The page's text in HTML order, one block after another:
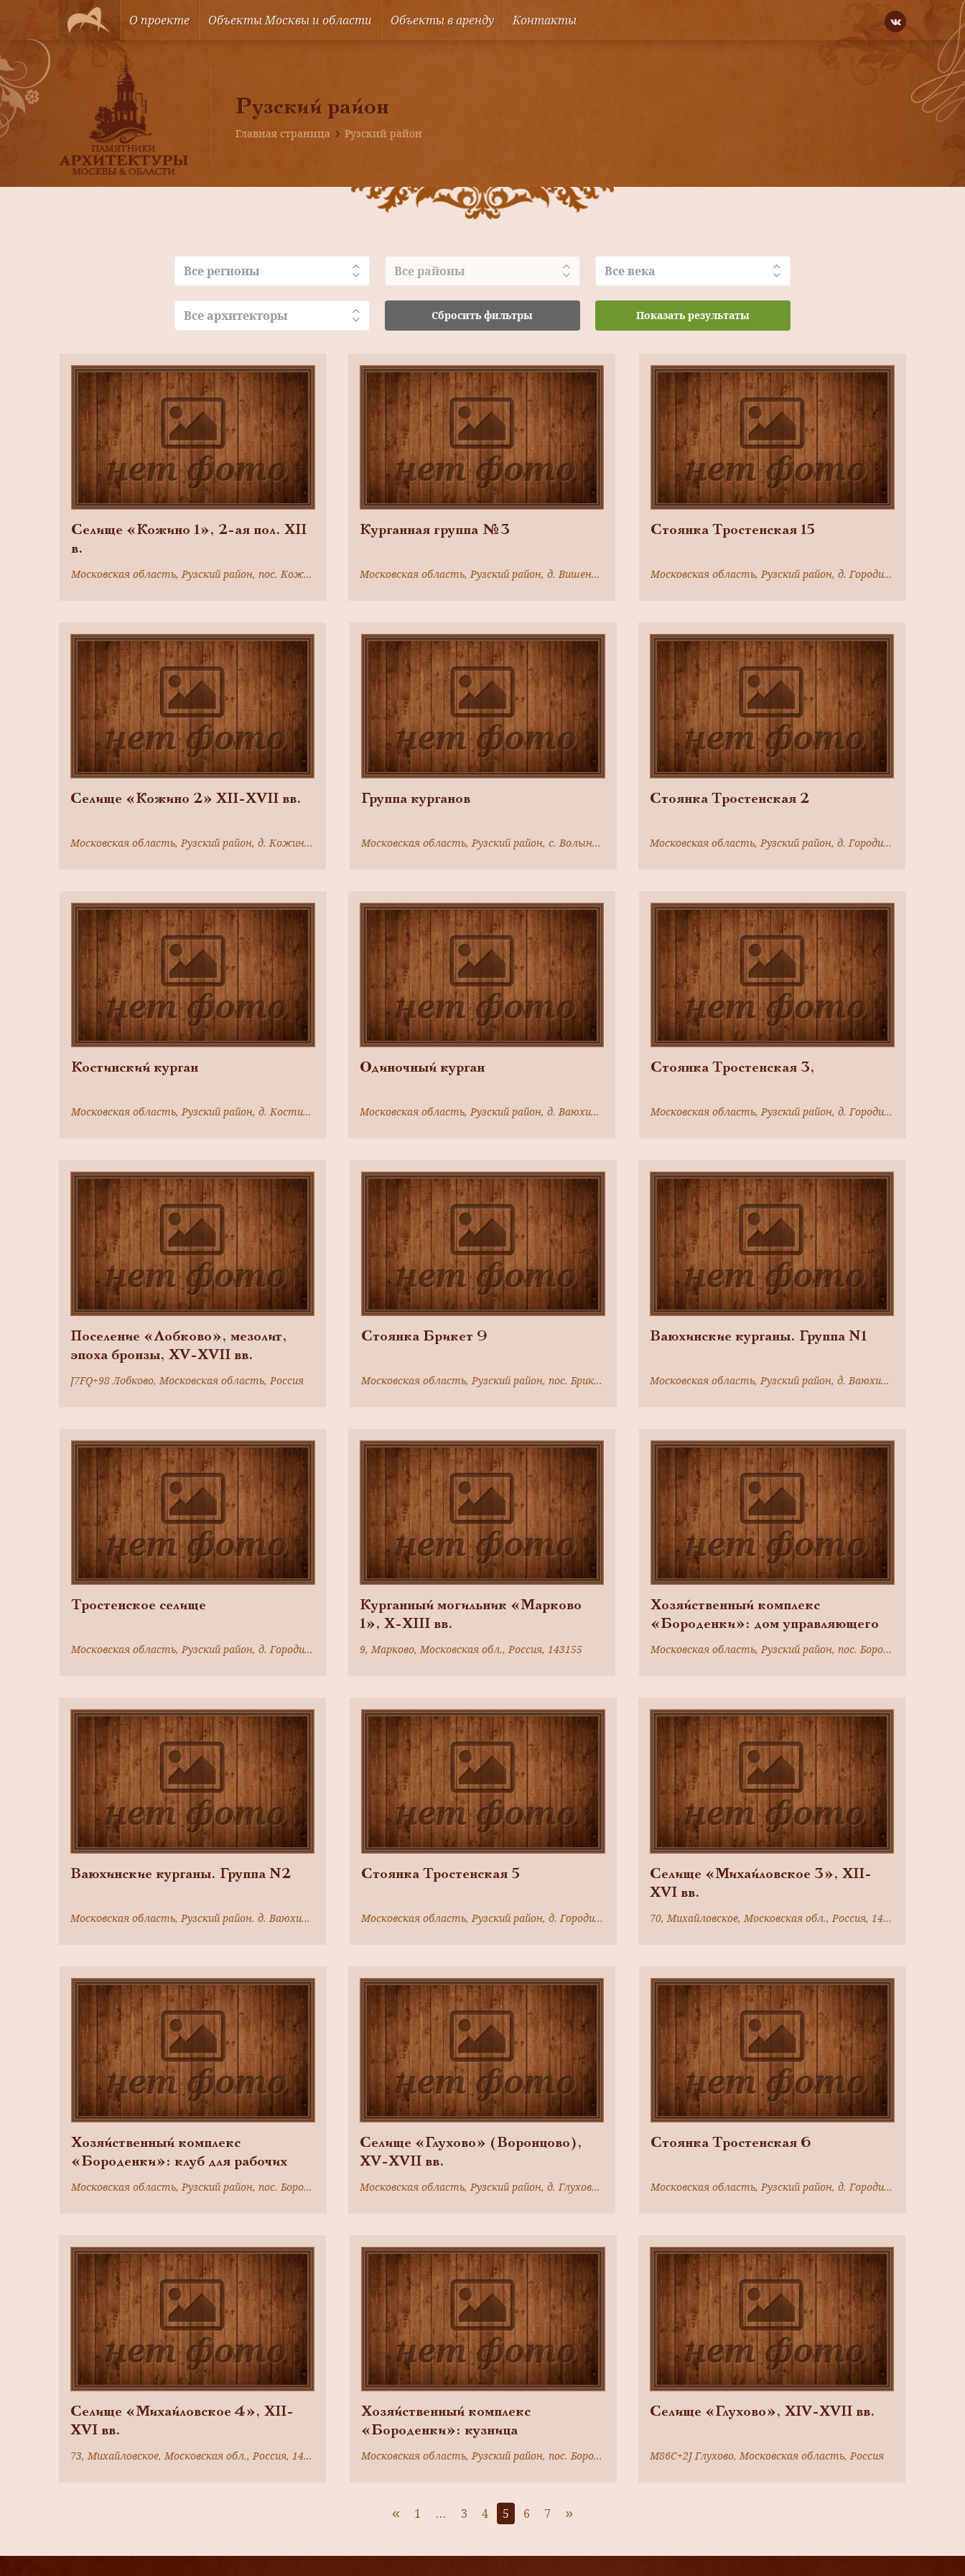
О проекте Объекты Москвы и области Объекты в аренду Контакты
Рузский район
Главная страница Рузский район
Все регионы Все районы Все века
Все архитекторы Сбросить фильтры Показать результаты
Селище «Кожино 1», 2-ая пол. XII
в.
Московская область, Рузский район, пос. Кожино, в 0,4 км к востоку от южной окраины поселка, в 0,2 км к северу от пос. Марс, на правом берегу р. Москва, при впадение в нее р. Силявки, на левом берегу последней
Курганная группа №3
Московская область, Рузский район, д. Вишенки, в 2,1 км к юго- западу от деревни, в 150 м к северо -западу от курганной группы №2
Стоянка Тростенская 15
Московская область, Рузский район, д. Городищи, в 1,6км от деревни к юго-востоку,северный берег торфянника
Селище «Кожино 2» XII-XVII вв.
Московская область, Рузский район, д. Кожино, 0,35 км к северо-востоку от деревни, в 0,4 км к западу -северо-западу от деревни Марково на правом берегу р. Москва
Группа курганов
Московская область, Рузский район, с. Волынщина, в 800м к западу от села,на левом берегу р.Озерны
Стоянка Тростенская 2
Московская область, Рузский район, д. Городищи, в 200м от деревни,южный склон холма
Костинский курган
Московская область, Рузский район, д. Костино, в 1км к юго-западу от деревни,левый берег р.Москвы
Одиночный курган
Московская область, Рузский район, д. Ваюхино, в 2км к северо - востоку от деревни,на левом берегу р.Озерны
Стоянка Тростенская 3,
Московская область, Рузский район, д. Городищи, р.Озерна
Поселение «Лобково», мезолит,
эпоха бронзы, XV-XVII вв.
J7FQ+98 Лобково, Московская область, Россия
Стоянка Брикет 9
Московская область, Рузский район, пос. Брикет, в 0,7км к югу,0,6км к северу от с.Никольское-Гагарино,100м к западу от шоссе Н.Петровское-Руза,на восточном берегу Буланинского торфяника
Ваюхинские курганы. Группа N1
Московская область, Рузский район, д. Ваюхино, в 800м к северо - востоку от деревни,на левом берегу р.Озерны
Тростенское селище
Московская область, Рузский район, д. Городищи, р.Озерна
Курганный могильник «Марково
1», X-XIII вв.
9, Марково, Московская обл., Россия, 143155
Хозяйственный комплекс
«Бороденки»: дом управляющего
Московская область, Рузский район, пос. Бороденки
Ваюхинские курганы. Группа N2
Московская область, Рузский район. д. Ваюхино, в 2,5км к северо - востоку от деревни,левый берег р.Озерны
Стоянка Тростенская 5
Московская область, Рузский район, д. Городищи, в 1,1км от деревни,северный берег Тростенского торфянника
Селище «Михайловское 3», XII-
XVI вв.
70, Михайловское, Московская обл., Россия, 143123
Хозяйственный комплекс
«Бороденки»: клуб для рабочих
Московская область, Рузский район, пос. Бороденки
Селище «Глухово» (Воронцово),
XV-XVII вв.
Московская область, Рузский район, д. Глухово, в 3,3 км к северо-востоку от деревни, в 2,5 км к юго-востоку от бывш. деревни Воронцово, в лесном массиве (Рузский леспромхоз)
Стоянка Тростенская 6
Московская область, Рузский район, д. Городищи, в 1,2км к юго- востоку от деревни,северный берег Тростенского торфянника
Селище «Михайловское 4», XII-
XVI вв.
73, Михайловское, Московская обл., Россия, 143123
Хозяйственный комплекс
«Бороденки»: кузница
Московская область, Рузский район, пос. Бороденки
Селище «Глухово», XIV-XVII вв.
M86C+2J Глухово, Московская область, Россия
« 1 … 3 4 5 6 7 »